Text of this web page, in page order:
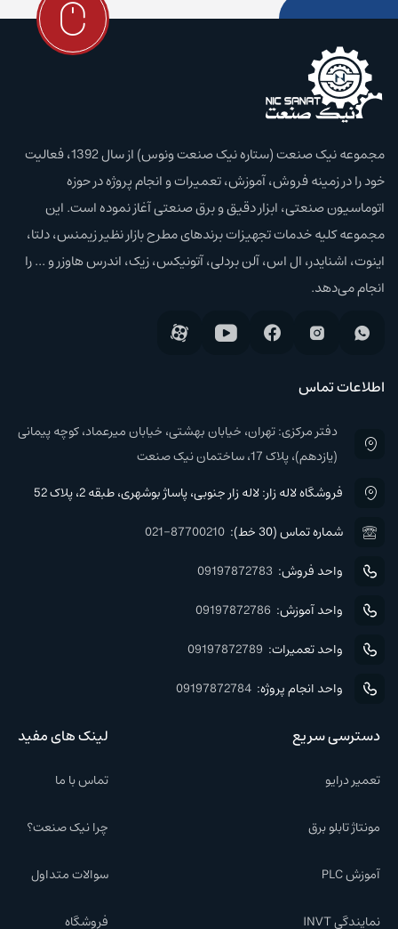
مجموعه نیک صنعت (ستاره نیک صنعت ونوس) از سال 1392، فعالیت
خود را در زمینه فروش، آموزش،‌ تعمیرات و انجام پروژه در حوزه
اتوماسیون صنعتی، ابزار دقیق و برق صنعتی آغاز نموده است. این
مجموعه کلیه خدمات تجهیزات برند‌های مطرح بازار نظیر زیمنس، دلتا،
اینوت، اشنایدر، ال اس، آلن بردلی، آتونیکس، زیک، اندرس هاوزر و ... را
انجام می‌دهد.
اطلاعات تماس
دفتر مرکزی: تهران، خیابان بهشتی، خیابان میرعماد، کوچه پیمانی
(یازدهم)، پلاک 17، ساختمان نیک صنعت
فروشگاه لاله زار: لاله زار جنوبی، پاساژ بوشهری، طبقه 2، پلاک 52
شماره تماس (30 خط):
021-87700210
واحد فروش: 09197872783
واحد آموزش: 09197872786
واحد تعمیرات: 09197872789
واحد انجام پروژه: 09197872784
دسترسی سریع
تعمیر درایو
مونتاژ تابلو برق
آموزش PLC
نمایندگی INVT
لینک های مفید
تماس با ما
چرا نیک صنعت؟
سوالات متداول
فروشگاه